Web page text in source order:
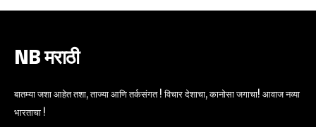
NB मराठी
बातम्या जशा आहेत तशा, ताज्या आणि तर्कसंगत ! विचार देशाचा, कानोसा जगाचा! आवाज नव्या
भारताचा !